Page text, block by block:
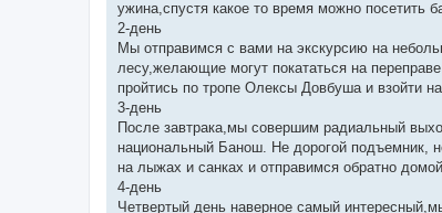
ужина,спустя какое то время можно посетить
2-день
Мы отправимся с вами на экскурсию на
лесу,желающие могут покататься на
пройтись по тропе Олексы Довбуша и взойти
3-день
После завтрака,мы совершим радиальный
национальный Банош. Не дорогой подъемник,
на лыжах и санках и отправимся обратно
4-день
Четвертый день наверное самый